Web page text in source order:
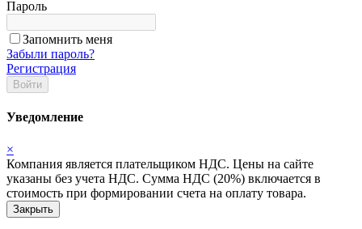
Пароль
Запомнить меня
Забыли пароль?
Регистрация
Войти
Уведомление
×
Компания является плательщиком НДС. Цены на сайте
указаны без учета НДС. Сумма НДС (20%) включается в
стоимость при формировании счета на оплату товара.
Закрыть